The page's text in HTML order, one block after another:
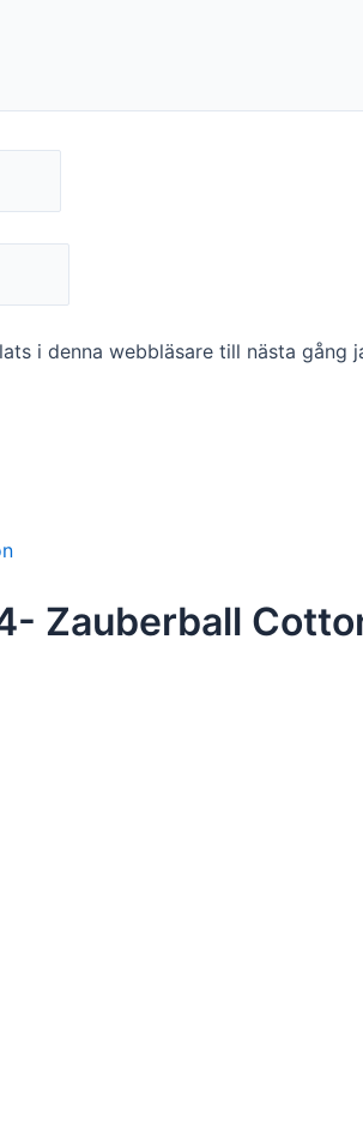
i denna webbläsare till nästa gång
Zauberball